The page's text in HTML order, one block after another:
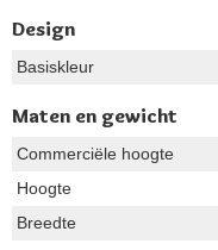
Design
Basiskleur
Maten en gewicht
Commerciële hoogte
Hoogte
Breedte